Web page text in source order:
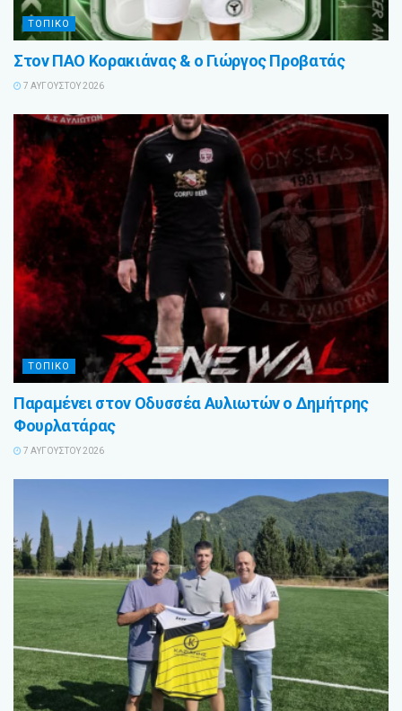
ΤΟΠΙΚΟ
Στον ΠΑΟ Κορακιάνας & ο Γιώργος Προβατάς
7 ΑΥΓΟΎΣΤΟΥ 2026
ΤΟΠΙΚΟ
Παραμένει στον Οδυσσέα Αυλιωτών ο Δημήτρης
Φουρλατάρας
7 ΑΥΓΟΎΣΤΟΥ 2026